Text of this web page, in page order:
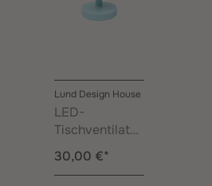
Lund Design House
LED-
Tischventilator
Mint
30,00 €*